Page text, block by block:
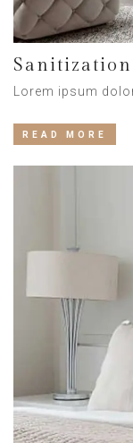
Sanitization
Lorem ipsum
READ MORE